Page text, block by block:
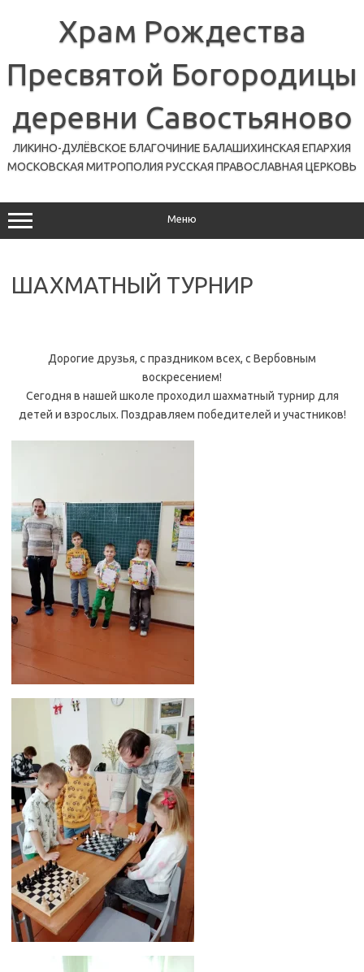
содержимомуХрам Рождества
Пресвятой Богородицы
деревни Савостьяново
ЛИКИНО-ДУЛЁВСКОЕ БЛАГОЧИНИЕ БАЛАШИХИНСКАЯ ЕПАРХИЯ
МОСКОВСКАЯ МИТРОПОЛИЯ РУССКАЯ ПРАВОСЛАВНАЯ ЦЕРКОВЬ
Меню
ШАХМАТНЫЙ ТУРНИР
Дорогие друзья, с праздником всех, с Вербовным
воскресением!
Сегодня в нашей школе проходил шахматный турнир для
детей и взрослых. Поздравляем победителей и участников!